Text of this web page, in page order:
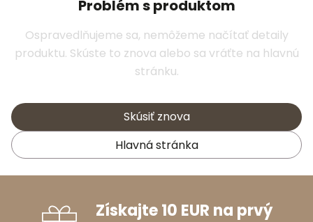
Problém s produktom
Ospravedlňujeme sa, nemôžeme načítať detaily
produktu. Skúste to znova alebo sa vráťte na hlavnú
stránku.
Skúsiť znova
Hlavná stránka
Získajte 10 EUR na prvý